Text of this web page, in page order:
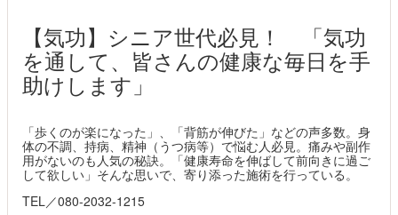
【気功】シニア世代必見！ 「気功
を通して、皆さんの健康な毎日を手
助けします」
「歩くのが楽になった」、「背筋が伸びた」などの声多数。身
体の不調、持病、精神（うつ病等）で悩む人必見。痛みや副作
用がないのも人気の秘訣。「健康寿命を伸ばして前向きに過ご
して欲しい」そんな思いで、寄り添った施術を行っている。
TEL／080-2032-1215